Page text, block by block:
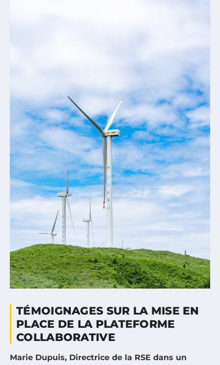
TÉMOIGNAGES SUR LA MISE EN
PLACE DE LA PLATEFORME
COLLABORATIVE
Marie Dupuis, Directrice de la RSE dans un